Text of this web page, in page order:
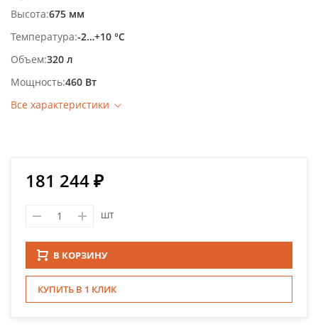
Высота 675 мм
Температура -2…+10 °С
Объем 320 л
Мощность 460 Вт
Все характеристики
181 244 ₽
шт
В КОРЗИНУ
КУПИТЬ В 1 КЛИК